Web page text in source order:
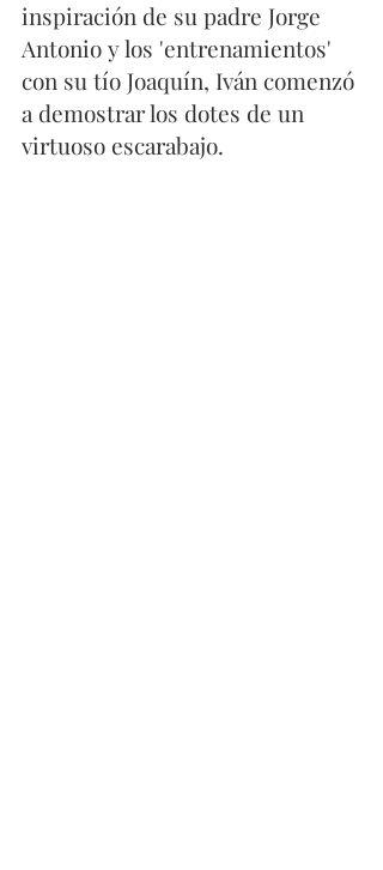
inspiración de su padre Jorge
Antonio y los 'entrenamientos'
con su tío Joaquín, Iván comenzó
a demostrar los dotes de un
virtuoso escarabajo.